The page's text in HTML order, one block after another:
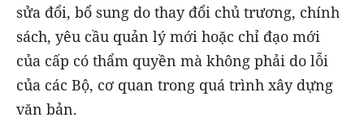
sửa đổi, bổ sung do thay đổi chủ trương, chính
sách, yêu cầu quản lý mới hoặc chỉ đạo mới
của cấp có thẩm quyền mà không phải do lỗi
của các Bộ, cơ quan trong quá trình xây dựng
văn bản.